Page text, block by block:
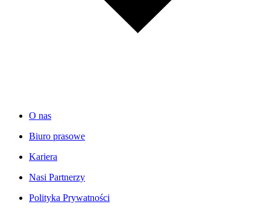
O nas
Biuro prasowe
Kariera
Nasi Partnerzy
Polityka Prywatności